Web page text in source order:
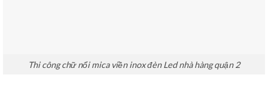
Thi công chữ nổi mica viền inox đèn Led nhà hàng quận 2